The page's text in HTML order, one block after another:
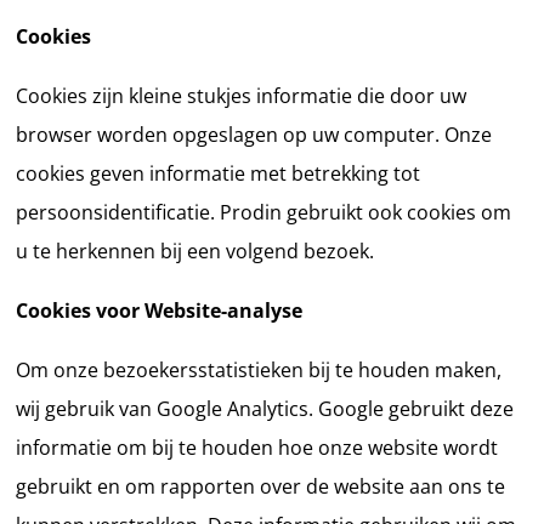
Cookies
Cookies zijn kleine stukjes informatie die door uw
browser worden opgeslagen op uw computer. Onze
cookies geven informatie met betrekking tot
persoonsidentificatie. Prodin gebruikt ook cookies om
u te herkennen bij een volgend bezoek.
Cookies voor Website-analyse
Om onze bezoekersstatistieken bij te houden maken,
wij gebruik van Google Analytics. Google gebruikt deze
informatie om bij te houden hoe onze website wordt
gebruikt en om rapporten over de website aan ons te